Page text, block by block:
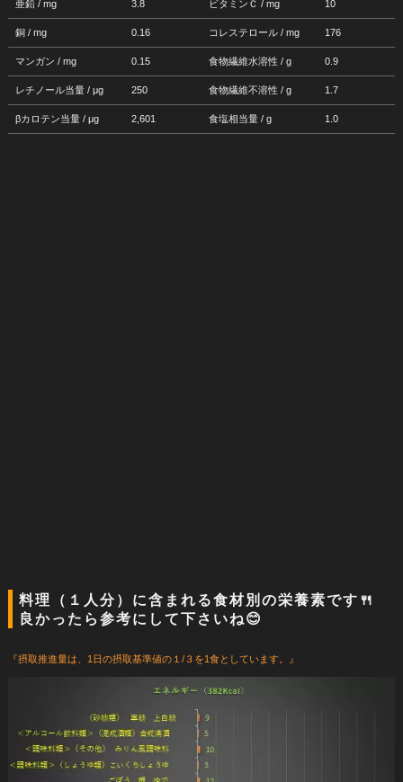
亜鉛 / mg 3.8 ビタミンＣ / mg 10
銅 / mg 0.16 コレステロール / mg 176
マンガン / mg 0.15 食物繊維水溶性 / g 0.9
レチノール当量 / μg 250 食物繊維不溶性 / g 1.7
βカロテン当量 / μg 2,601 食塩相当量 / g 1.0
料理（１人分）に含まれる食材別の栄養素です🍴
良かったら参考にして下さいね😊
『摂取推進量は、1日の摂取基準値の１/３を1食としています。』